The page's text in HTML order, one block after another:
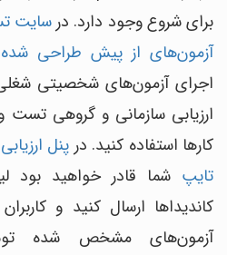
برای شروع وجود دارد. در سایت
آزمون‌های از پیش طراحی شده
اجرای آزمون‌های شخصیتی
ارزیابی سازمانی و گروهی تست
کارها استفاده کنید. در پنل
تایپ شما قادر خواهید بود
کاندیداها ارسال کنید و
آزمون‌های مشخص شده